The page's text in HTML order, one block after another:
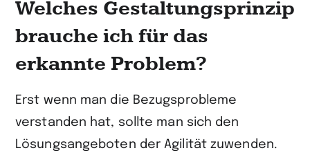
Welches Gestaltungsprinzip
brauche ich für das
erkannte Problem?
Erst wenn man die Bezugsprobleme
verstanden hat, sollte man sich den
Lösungsangeboten der Agilität zuwenden.